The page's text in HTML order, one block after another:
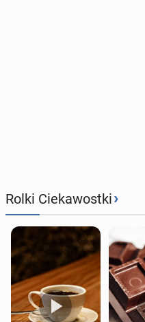
Rolki Ciekawostki›